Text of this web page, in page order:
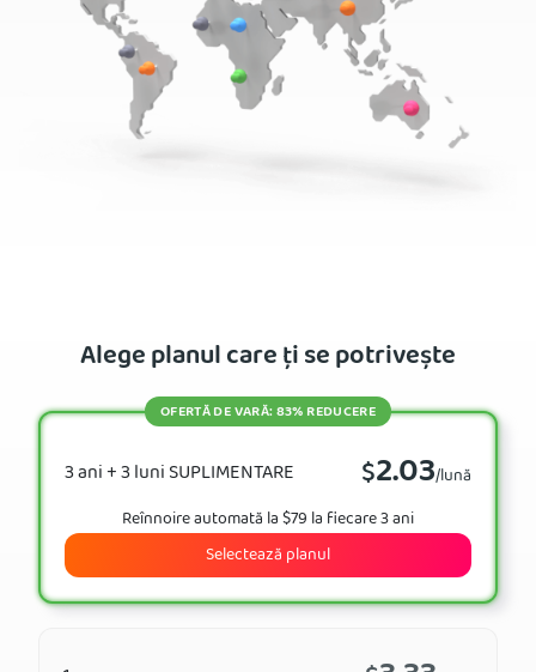
Alege planul care ți se potrivește
3 ani + 3 luni SUPLIMENTARE $2.03/lună
OFERTĂ DE VARĂ: 83% REDUCERE
Reînnoire automată la $79 la fiecare 3 ani
Selectează planul